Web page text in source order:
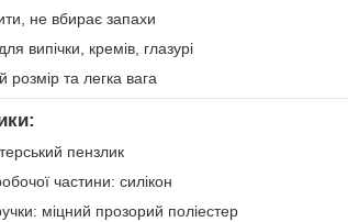
не вбирає запахи
випічки, кремів, глазурі
розмір та легка вага
пензлик
частини: силікон
міцний прозорий поліестер